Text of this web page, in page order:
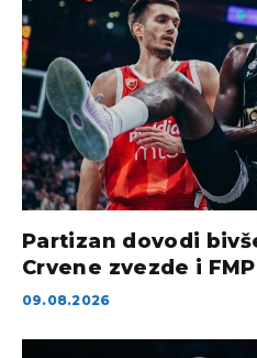
Partizan dovodi
Crvene zvezde i
09.08.2026